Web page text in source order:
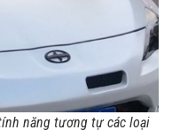
năng tương tự các loại